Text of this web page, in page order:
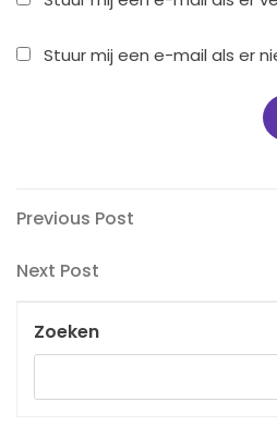
Stuur mij een e-mail als er
Bericht
navigatie
Previous
Previous Post
Next
Next Post
Zoeken